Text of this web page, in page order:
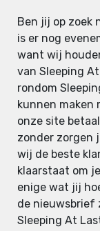
Ben jij op zoek
is er nog
want wij
van Sleeping
rondom
kunnen maken
onze site
zonder zorgen
wij de beste
klaarstaat om
enige wat jij
de nieuwsbrief
Sleeping At